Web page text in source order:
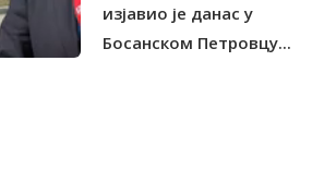
изјавио је данас у
Босанском Петровцу...